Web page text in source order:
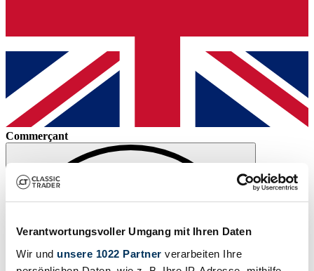
Verantwortungsvoller Umgang mit Ihren Daten
Wir und unsere 1022 Partner verarbeiten Ihre
Commerçant